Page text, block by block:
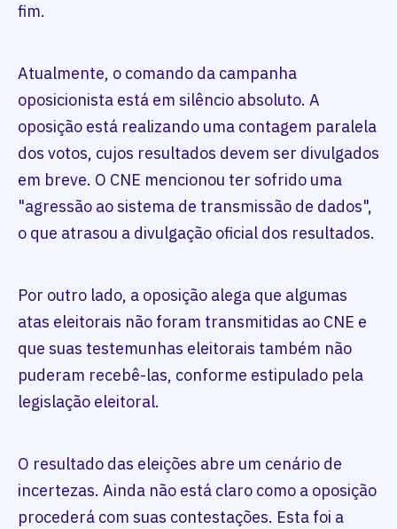
fim.
Atualmente, o comando da campanha
oposicionista está em silêncio absoluto. A
oposição está realizando uma contagem paralela
dos votos, cujos resultados devem ser divulgados
em breve. O CNE mencionou ter sofrido uma
"agressão ao sistema de transmissão de dados",
o que atrasou a divulgação oficial dos resultados.
Por outro lado, a oposição alega que algumas
atas eleitorais não foram transmitidas ao CNE e
que suas testemunhas eleitorais também não
puderam recebê-las, conforme estipulado pela
legislação eleitoral.
O resultado das eleições abre um cenário de
incertezas. Ainda não está claro como a oposição
procederá com suas contestações. Esta foi a